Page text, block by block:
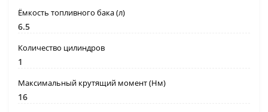
Ёмкость топливного бака (л)
6.5
Количество цилиндров
1
Максимальный крутящий момент (Нм)
16